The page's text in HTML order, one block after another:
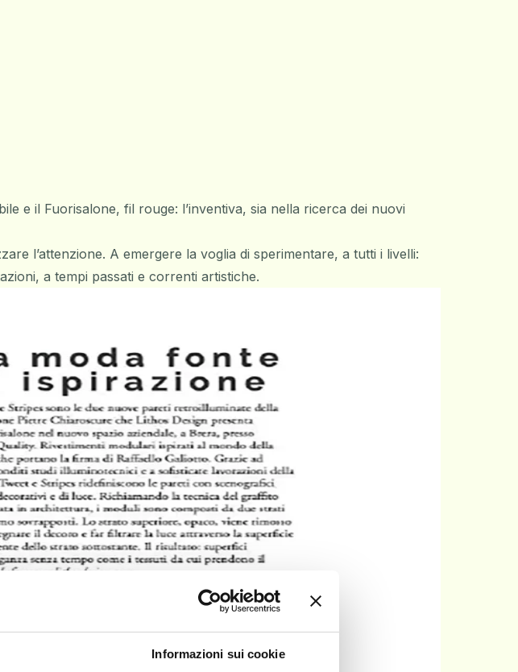
Informazioni sui cookie
e il Fuorisalone, fil rouge: l’inventiva, sia nella ricerca dei nuovi
l’attenzione. A emergere la voglia di sperimentare, a tutti i livelli:
a tempi passati e correnti artistiche.